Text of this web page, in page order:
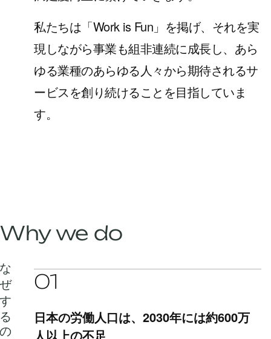
私たちは「Work is Fun」を掲げ、それを実
現しながら事業も組非連続に成長し、 あら
ゆる業種のあらゆる人々から期待されるサ
ービスを創り続けることを目指していま
す。
Why we do
のか 01
日本の労働人口は、2030年には約600万
人以上の不足